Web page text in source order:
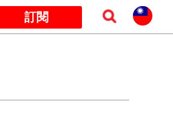
訂閱